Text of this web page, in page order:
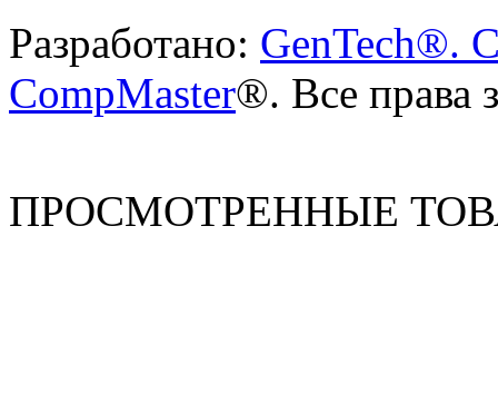
Разработано: GenTech®.
CompMaster®. Все права
ПРОСМОТРЕННЫЕ